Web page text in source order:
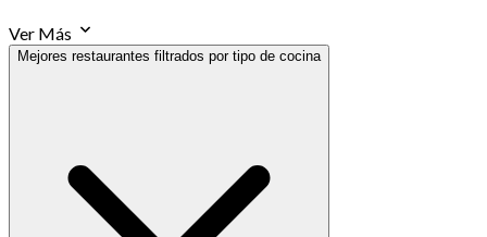
Ver Más
Mejores restaurantes filtrados por tipo de cocina